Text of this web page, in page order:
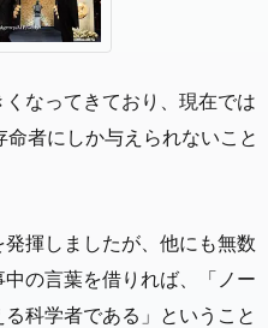
なってきており、現在では
者にしか与えられないこと
揮しましたが、他にも無数
の言葉を借りれば、「ノー
科学者である」ということ